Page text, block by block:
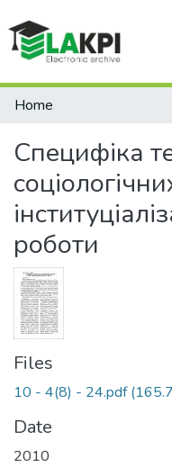
Communities & Collections
Statistics
Home
Специфіка
роботи
Files
10 - 4(8) - 24.pdf
Date
2010